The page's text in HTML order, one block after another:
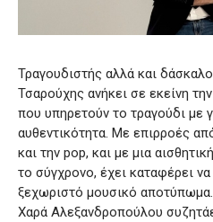
Τραγουδιστής αλλά και
Τσαρούχης ανήκει σε εκείνη
που υπηρετούν το τραγούδι με
αυθεντικότητα. Με επιρροές
και την pop, και με μια
το σύγχρονο, έχει καταφέρει
ξεχωριστό μουσικό
Χαρά Αλεξανδροπούλου